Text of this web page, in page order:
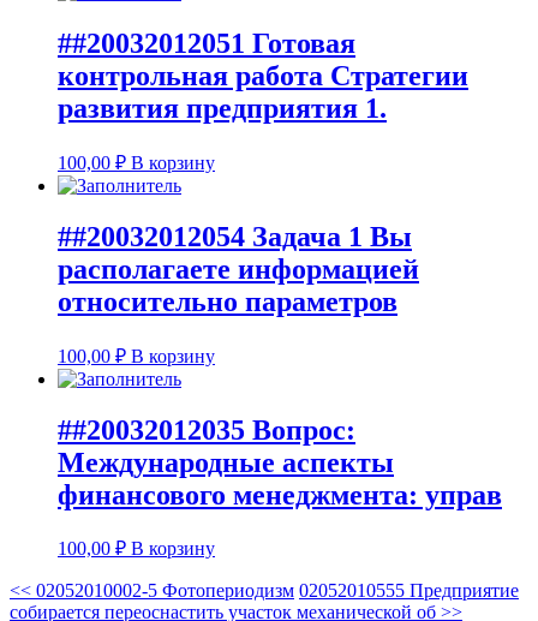
##20032012051 Готовая
контрольная работа Стратегии
развития предприятия 1.
100,00 ₽ В корзину
##20032012054 Задача 1 Вы
располагаете информацией
относительно параметров
100,00 ₽ В корзину
##20032012035 Вопрос:
Международные аспекты
финансового менеджмента: управ
100,00 ₽ В корзину
<< 02052010002-5 Фотопериодизм 02052010555 Предприятие
собирается переоснастить участок механической об >>